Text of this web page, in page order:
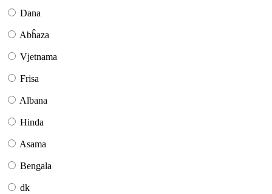
Dana
Abĥaza
Vjetnama
Frisa
Albana
Hinda
Asama
Bengala
dk